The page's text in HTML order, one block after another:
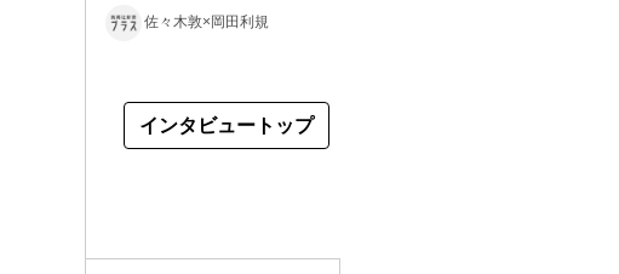
佐々木敦×岡田利規
インタビュートップ